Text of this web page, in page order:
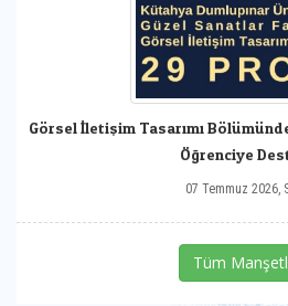
Görsel İletişim Tasarımı
Öğrenciye
07 Temmuz 2026,
Tüm